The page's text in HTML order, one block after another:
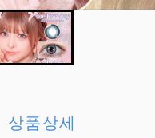
상품상세